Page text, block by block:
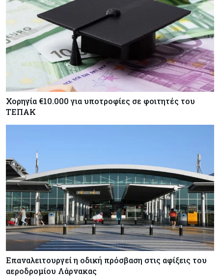
Κύπρος 06-08-2026
Ανοίγει ξανά από αύριο η οδική πρόσβαση στις
αφίξεις του αεροδρομίου Λάρνακας
Χορηγία €10.000 για υποτροφίες σε φοιτητές του
ΤΕΠΑΚ
Επαναλειτουργεί η οδική πρόσβαση στις αφίξεις του
αεροδρομίου Λάρνακας